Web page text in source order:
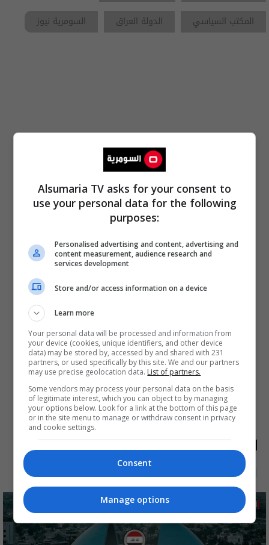
المكتب السياسي
الدولة العراق السومرية نيوز
الأكثر قراءة
الآن 48 ساعة 7 أيام شهر
Alsumaria TV asks for your consent to
use your personal data for the following
purposes:
Personalised advertising and content, advertising and
content measurement, audience research and
services development
Store and/or access information on a device
Learn more
Your personal data will be processed and information from
your device (cookies, unique identifiers, and other device
data) may be stored by, accessed by and shared with 231
partners, or used specifically by this site. We and our partners
may use precise geolocation data. List of partners.
Some vendors may process your personal data on the basis
of legitimate interest, which you can object to by managing
your options below. Look for a link at the bottom of this page
or in the site menu to manage or withdraw consent in privacy
and cookie settings.
Consent
Manage options